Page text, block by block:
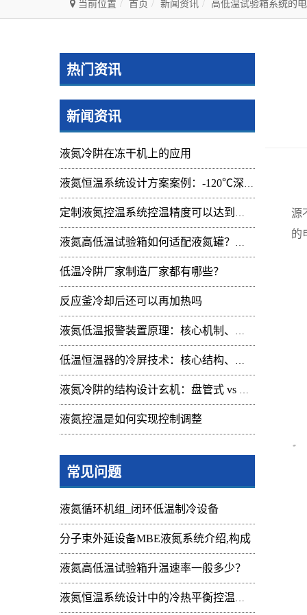
当前位置 首页 新闻资讯 高低温试验箱系统的
热门资讯
新闻资讯
液氮冷阱在冻干机上的应用
液氮恒温系统设计方案案例：-120℃深冷控温装置实操记录
定制液氮控温系统控温精度可以达到的范围及应用
液氮高低温试验箱如何适配液氮罐？核心要点与实操指南
低温冷阱厂家制造厂家都有哪些？
反应釜冷却后还可以再加热吗
液氮低温报警装置原理：核心机制、组成与应用解析
低温恒温器的冷屏技术：核心结构、功能与设计解析
液氮冷阱的结构设计玄机：盘管式 vs 腔体式，哪种捕集效率更高
液氮控温是如何实现控制调整
常见问题
液氮循环机组_闭环低温制冷设备
分子束外延设备MBE液氮系统介绍,构成
液氮高低温试验箱升温速率一般多少？
液氮恒温系统设计中的冷热平衡控温难点
源
的